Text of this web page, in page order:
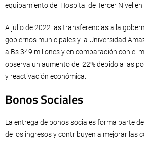
equipamiento del Hospital de Tercer Nivel
A julio de 2022 las transferencias a la
gobiernos municipales y la Universidad
a Bs 349 millones y en comparación con el
observa un aumento del 22% debido a las
y reactivación económica.
Bonos Sociales
La entrega de bonos sociales forma parte
de los ingresos y contribuyen a mejorar las